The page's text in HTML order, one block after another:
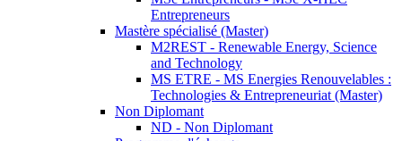
Entrepreneurs
Mastère spécialisé (Master)
M2REST - Renewable Energy, Science
and Technology
MS ETRE - MS Energies Renouvelables :
Technologies & Entrepreneuriat (Master)
Non Diplomant
ND - Non Diplomant